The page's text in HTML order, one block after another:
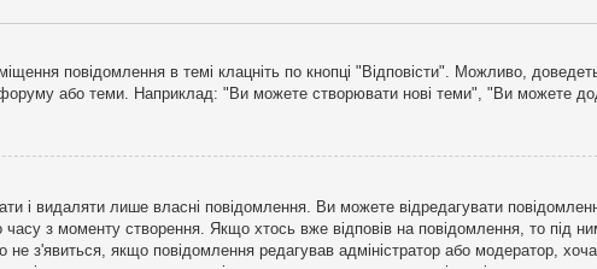
повідомлення в темі клацніть по кнопці "Відповісти". Можливо,
форуму або теми. Наприклад: "Ви можете створювати нові теми", "Ви можете
і видаляти лише власні повідомлення. Ви можете відредагувати
з моменту створення. Якщо хтось вже відповів на повідомлення, то під
не з'явиться, якщо повідомлення редагував адміністратор або модератор,